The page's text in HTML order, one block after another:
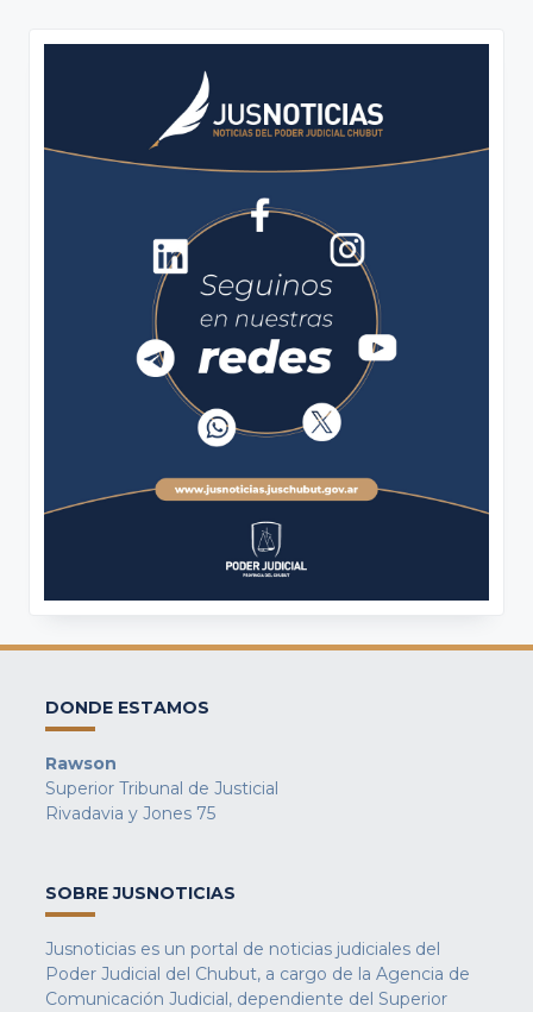
DONDE ESTAMOS
Rawson
Superior Tribunal de Justicial
Rivadavia y Jones 75
SOBRE JUSNOTICIAS
Jusnoticias es un portal de noticias judiciales del
Poder Judicial del Chubut, a cargo de la Agencia de
Comunicación Judicial, dependiente del Superior